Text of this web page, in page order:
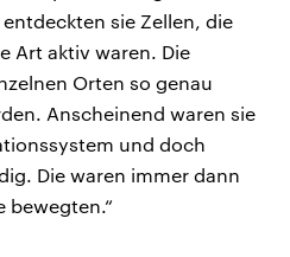
sie Zellen, die
Art aktiv waren. Die
Orten so genau
Anscheinend waren sie
und doch
Die waren immer dann
bewegten.“